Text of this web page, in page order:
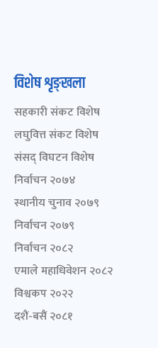
विशेष शृङ्खला
सहकारी संकट विशेष
लघुवित्त संकट विशेष
संसद् विघटन विशेष
निर्वाचन २०७४
स्थानीय चुनाव २०७९
निर्वाचन २०७९
निर्वाचन २०८२
एमाले महाधिवेशन २०८२
विश्वकप २०२२
दशैं-बसैं २०८१